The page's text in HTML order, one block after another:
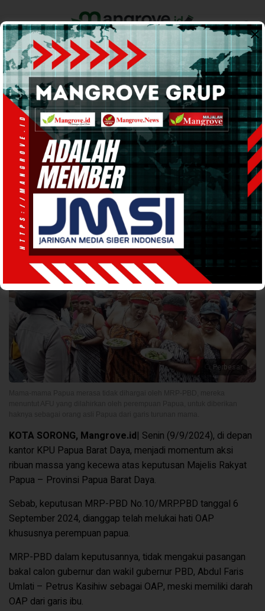
Home Pemerintahan Ekonomi & Bisnis Info Tanah Papua
Support by
POLITIK · 9 Sep 202413:48WIB·waktu baca 1 menit
Aksi di Depan KPU PBD, Ribuan Massa
Tuntut Kedaulatan AFU sebagai OAP
Perbesar
KOTA SORONG, Mangrove.id| Senin (9/9/2024), di depan
kantor KPU Papua Barat Daya, menjadi momentum aksi
ribuan massa yang kecewa atas keputusan Majelis Rakyat
Papua – Provinsi Papua Barat Daya.
Sebab, keputusan MRP-PBD No.10/MRP.PBD tanggal 6
September 2024, dianggap telah melukai hati OAP
khususnya perempuan papua.
MRP-PBD dalam keputusannya, tidak mengakui pasangan
bakal calon gubernur dan wakil gubernur PBD, Abdul Faris
Umlati – Petrus Kasihiw sebagai OAP, meski memiliki darah
OAP dari garis ibu.